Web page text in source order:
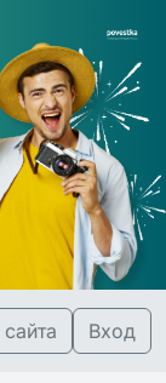
Вход